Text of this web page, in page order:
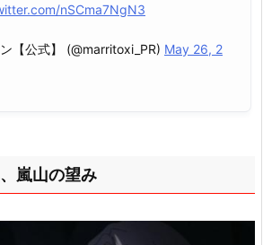
nSCma7NgN3
【公式】 (@marritoxi_PR) May 26, 2
嵐山の望み